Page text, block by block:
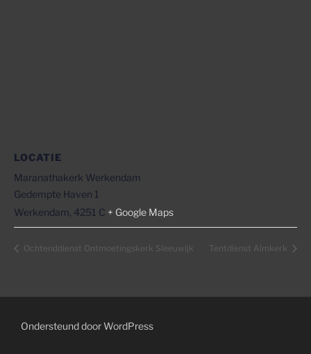
LOCATIE
Maranathakerk Werkendam
Gedempte Haven 1
Werkendam, 4251 C + Google Maps
Ochtenddienst Ontmoetingskerk Sleeuwijk Tentdienst Almkerk
Ondersteund door WordPress